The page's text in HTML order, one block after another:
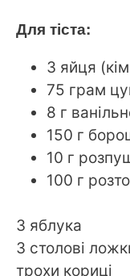
Для тіста:
3 яйця
75 грам
8 г
150 г
10 г
100 г
3 яблука
3 столові
трохи кориці